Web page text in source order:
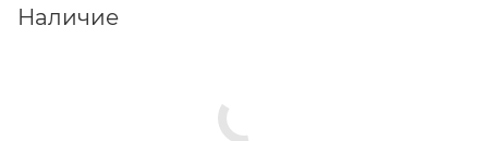
Наличие